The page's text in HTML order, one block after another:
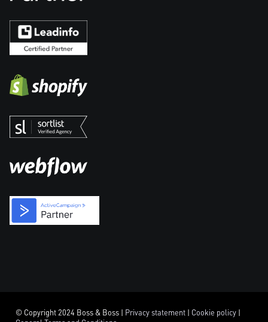
© Copyright 2024 Boss & Boss | Privacy statement | Cookie policy |